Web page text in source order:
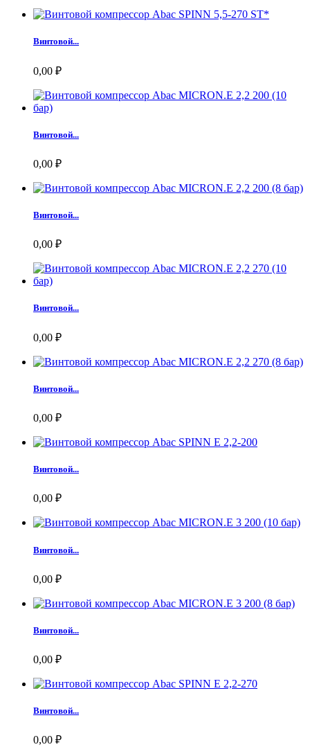
Винтовой...
0,00 ₽
Винтовой...
0,00 ₽
Винтовой...
0,00 ₽
Винтовой...
0,00 ₽
Винтовой...
0,00 ₽
Винтовой...
0,00 ₽
Винтовой...
0,00 ₽
Винтовой...
0,00 ₽
Винтовой...
0,00 ₽